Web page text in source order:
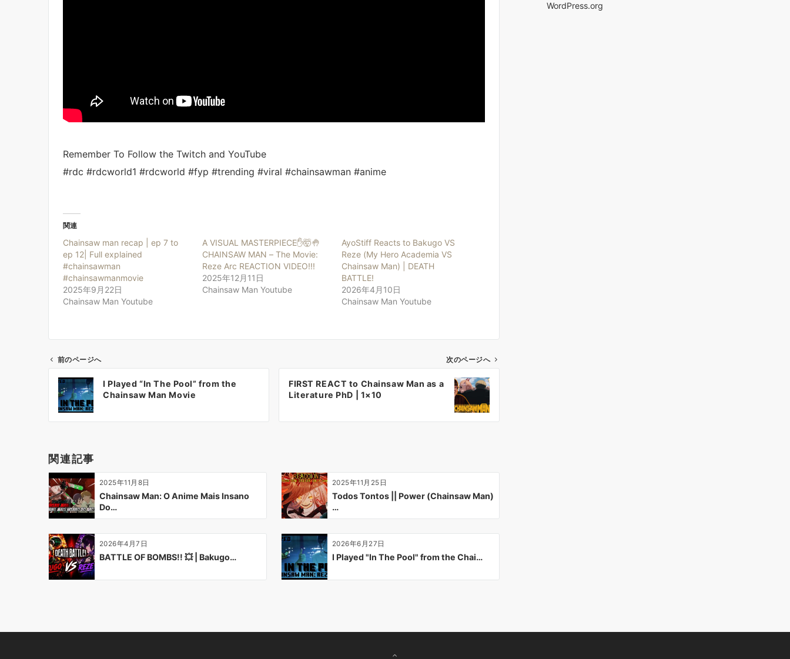
Remember To Follow the Twitch and YouTube
#rdc #rdcworld1 #rdcworld #fyp #trending #viral #chainsawman #anime
関連
Chainsaw man recap | ep 7 to
ep 12| Full explained
#chainsawman
#chainsawmanmovie
2025年9月22日
Chainsaw Man Youtube
A VISUAL MASTERPIECE✋🤯🤚
CHAINSAW MAN – The Movie:
Reze Arc REACTION VIDEO!!!
2025年12月11日
Chainsaw Man Youtube
AyoStiff Reacts to Bakugo VS
Reze (My Hero Academia VS
Chainsaw Man) | DEATH
BATTLE!
2026年4月10日
Chainsaw Man Youtube
ビ
シ
ョ
ン
前のページへ
I Played “In The Pool” from the
Chainsaw Man Movie
次のページへ
FIRST REACT to Chainsaw Man as a
Literature PhD | 1×10
関連記事
2025年11月8日
Chainsaw Man: O Anime Mais Insano
Do…
2025年11月25日
Todos Tontos || Power (Chainsaw Man)
…
2026年4月7日
BATTLE OF BOMBS!! 💥 | Bakugo…
2026年6月27日
I Played "In The Pool" from the Chai…
WordPress.org